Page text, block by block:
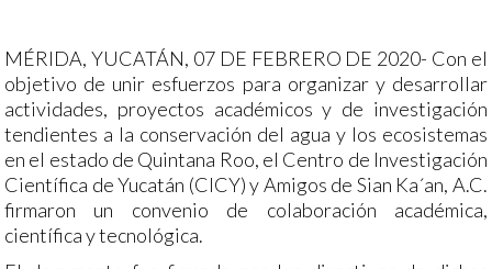
MÉRIDA, YUCATÁN, 07 DE FEBRERO DE 2020- Con el
objetivo de unir esfuerzos para organizar y desarrollar
actividades, proyectos académicos y de investigación
tendientes a la conservación del agua y los ecosistemas
en el estado de Quintana Roo, el Centro de Investigación
Científica de Yucatán (CICY) y Amigos de Sian Ka´an, A.C.
firmaron un convenio de colaboración académica,
científica y tecnológica.